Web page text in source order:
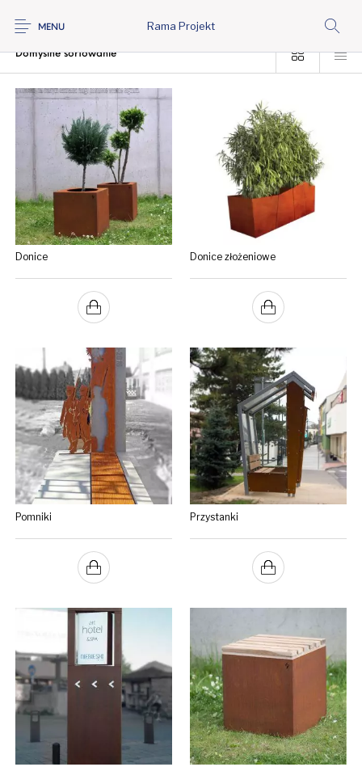
MENU Rama Projekt
Strona główna Produkty oznaczone “corten”
Donice Donice złożeniowe
Pomniki Przystanki